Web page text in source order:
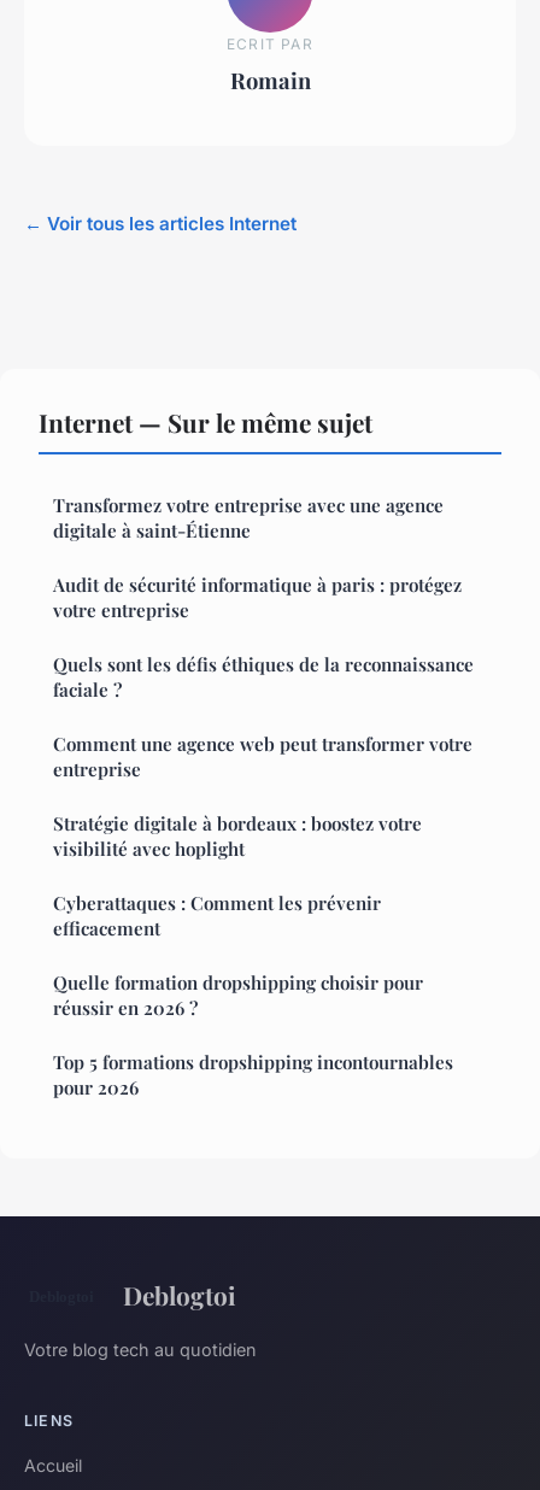
ECRIT PAR
Romain
← Voir tous les articles Internet
Internet — Sur le même sujet
Transformez votre entreprise avec une agence
digitale à saint-Étienne
Audit de sécurité informatique à paris : protégez
votre entreprise
Quels sont les défis éthiques de la reconnaissance
faciale ?
Comment une agence web peut transformer votre
entreprise
Stratégie digitale à bordeaux : boostez votre
visibilité avec hoplight
Cyberattaques : Comment les prévenir
efficacement
Quelle formation dropshipping choisir pour
réussir en 2026 ?
Top 5 formations dropshipping incontournables
pour 2026
Deblogtoi
Votre blog tech au quotidien
LIENS
Accueil